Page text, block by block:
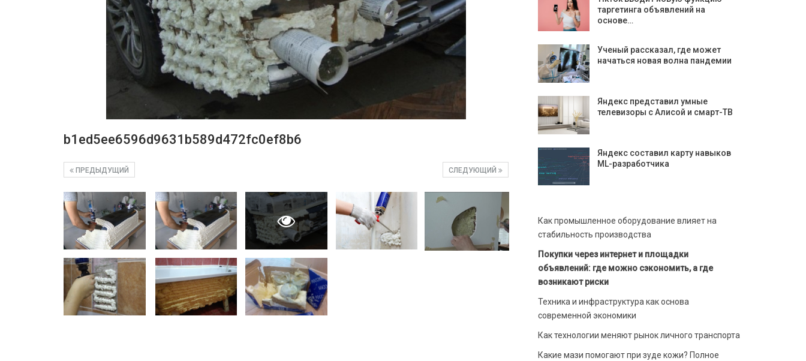
b1ed5ee6596d9631b589d472fc0ef8b6
СЛЕДУЮЩИЙ
ПРЕДЫДУЩИЙ
таргетинга объявлений на
основе…
Ученый рассказал, где может
начаться новая волна пандемии
Яндекс представил умные
телевизоры с Алисой и смарт-ТВ
Яндекс составил карту навыков
ML-разработчика
Как промышленное оборудование влияет на
стабильность производства
Покупки через интернет и площадки
объявлений: где можно сэкономить, а где
возникают риски
Техника и инфраструктура как основа
современной экономики
Как технологии меняют рынок личного транспорта
Какие мази помогают при зуде кожи? Полное